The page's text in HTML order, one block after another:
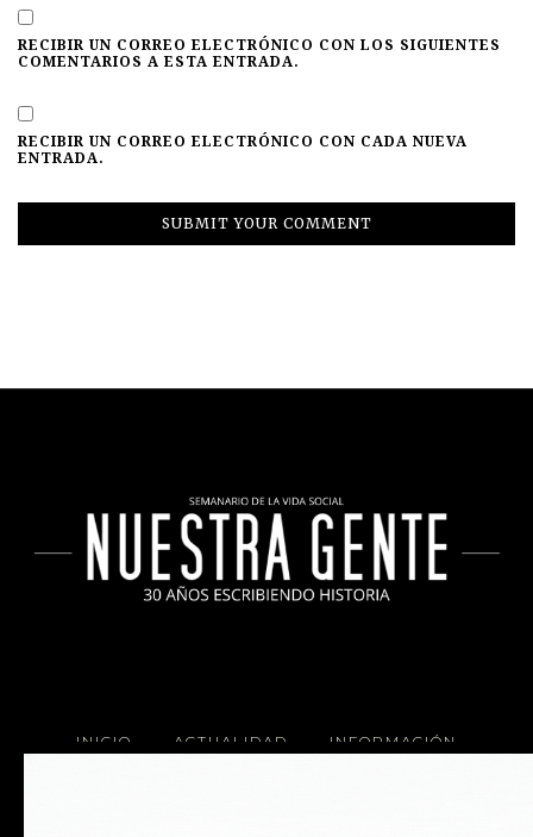
RECIBIR UN CORREO ELECTRÓNICO CON LOS SIGUIENTES
COMENTARIOS A ESTA ENTRADA.
RECIBIR UN CORREO ELECTRÓNICO CON CADA NUEVA
ENTRADA.
INICIO ACTUALIDAD INFORMACIÓN